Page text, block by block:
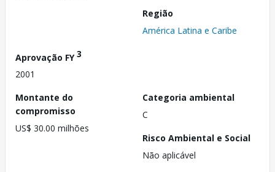
Região
América Latina e Caribe
Aprovação FY3
2001
Montante do
compromisso
US$ 30.00 milhões
Categoria ambiental
C
Risco Ambiental e Social
Não aplicável